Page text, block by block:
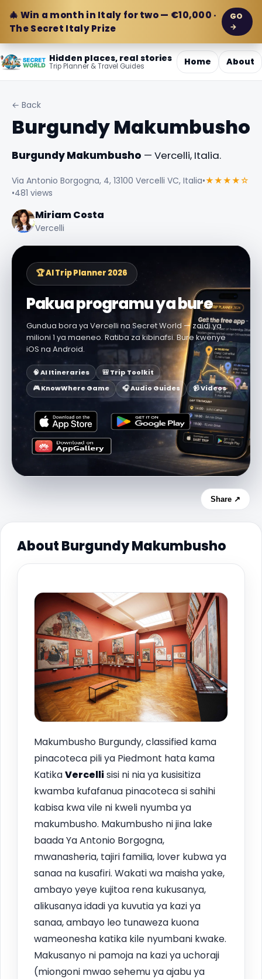
🎄 Win a month in Italy for two — €10,000 ·
The Secret Italy Prize
GO
→
Hidden places, real stories
Trip Planner & Travel Guides Home About
← Back
Burgundy Makumbusho
Burgundy Makumbusho — Vercelli, Italia.
Via Antonio Borgogna, 4, 13100 Vercelli VC, Italia•★★★★☆
•481 views
Miriam Costa
Vercelli
🏆 AI Trip Planner 2026
Pakua programu ya bure
Gundua bora ya Vercelli na Secret World — zaidi ya
milioni 1 ya maeneo. Ratiba za kibinafsi. Bure kwenye
iOS na Android.
🧠 AI Itineraries
🎒 Trip Toolkit
🎮 KnowWhere Game
🎧 Audio Guides 📹 Videos
Share ↗
About Burgundy Makumbusho
Makumbusho Burgundy, classified kama
pinacoteca pili ya Piedmont hata kama
KatikaVercellisisi ni nia ya kusisitiza
kwamba kufafanua pinacoteca si sahihi
kabisa kwa vile ni kweli nyumba ya
makumbusho. Makumbusho ni jina lake
baada Ya Antonio Borgogna,
mwanasheria, tajiri familia, lover kubwa ya
sanaa na kusafiri. Wakati wa maisha yake,
ambayo yeye kujitoa rena kukusanya,
alikusanya idadi ya kuvutia ya kazi ya
sanaa, ambayo leo tunaweza kuona
wameonesha katika kile nyumbani kwake.
Makusanyo ni pamoja na kazi ya uchoraji
(miongoni mwao sehemu ya ajabu ya